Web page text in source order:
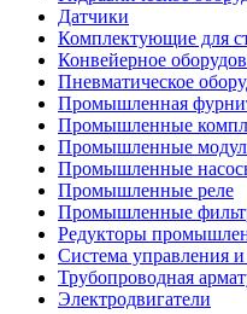
Датчики
Комплектующие для
Конвейерное
Пневматическое
Промышленная
Промышленные
Промышленные
Промышленные
Промышленные реле
Промышленные
Редукторы
Система управления
Трубопроводная
Электродвигатели